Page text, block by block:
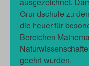
Grundschule zu den
die heuer für
Bereichen
geehrt wurden.